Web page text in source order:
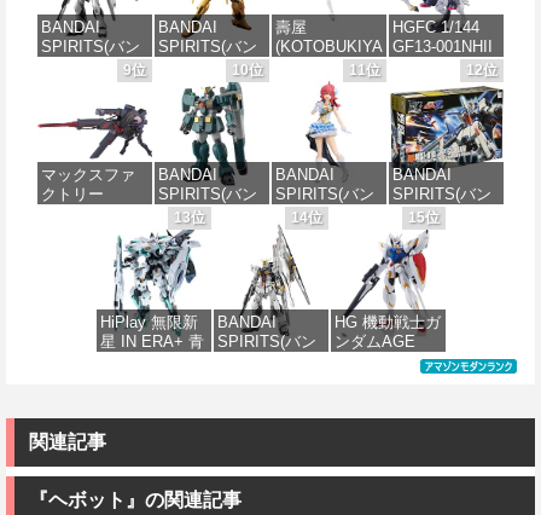
ンプラ プラモ
デル ゲート処
理 模型 フィギ
ュア［知的財
価格：¥2,320
ソラリ機 (復讐
のレクイエム)
1/144スケール
色分け済みプ
ラモデル
価格：¥2,700
色分け済みプ
ラモデル
価格：¥2,813
脂&PVC製 組
み立て式プラ
スチックモデ
価格：¥4,475
BANDAI
SPIRITS(バン
ダイ スピリッ
ツ) RG 機動戦
士ガンダム 逆
襲のシャア νガ
ンダム 1/144ス
ケール 色分け
済みプラモデ
ル
価格：¥5,394
BANDAI
SPIRITS(バン
ダイ スピリッ
ツ) HGUC 200
機動戦士Zガン
ダム 百式
1/144スケール
色分け済みプ
ラモデル
価格：¥1,674
壽屋
(KOTOBUKIYA
) メガミデバイ
ス デザイアメ
イデン レイダ
ー シュガーグ
レイズ 全高約
180mm 1/1ス
ケール プラモ
デル
価格：¥6,239
HGFC 1/144
GF13-001NHII
マスターガン
ダム&風雲再起
(機動武闘伝G
ガンダム)
価格：¥3,380
9位
マックスファ
クトリー
PLAMATEA シ
ールダー/マシ
ュ・キリエラ
イト〔オルテ
ナウス〕 Black
Barrel Edition
165mm ブラッ
クバレル（展
10位
BANDAI
SPIRITS(バン
ダイ スピリッ
ツ) HG 機動新
世紀ガンダムX
ガンダムレオ
パルド 1/144ス
ケール 色分け
済みプラモデ
ル
11位
BANDAI
SPIRITS(バン
ダイ スピリッ
ツ) 30MS アイ
ドルマスター
シャイニーカ
ラーズ 小宮果
穂 色分け済み
プラモデル
12位
BANDAI
SPIRITS(バン
ダイ スピリッ
ツ) HGUC
1/144 ZZガン
ダム （機動戦
士ZZガンダ
ム）
価格：¥2,500
13位
HiPlay 無限新
星 IN ERA+ 青
RMD 1/100 色
分け済みプラ
てキット
14位
BANDAI
SPIRITS(バン
機動戦士ガン
1/60スケール
色分け済みプ
15位
HG 機動戦士ガ
ンダムAGE
xvm-fzc ガン
色分け済みプ
価格：¥1,742
関連記事
『ヘボット』の関連記事